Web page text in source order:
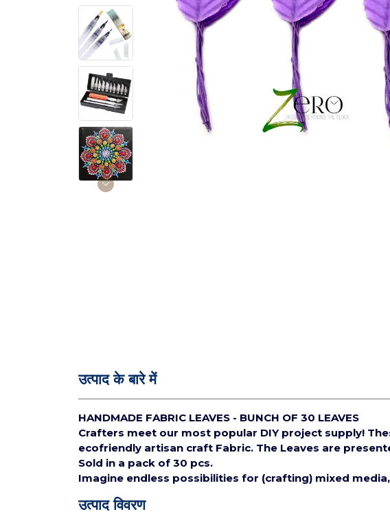
उत्पाद के बारे में
HANDMADE FABRIC LEAVES - BUNCH OF 30 LEAVES
Crafters meet our most popular DIY project supply!
ecofriendly artisan craft Fabric. The Leaves are
Sold in a pack of 30 pcs.
Imagine endless possibilities for (crafting) mixed
उत्पाद विवरण